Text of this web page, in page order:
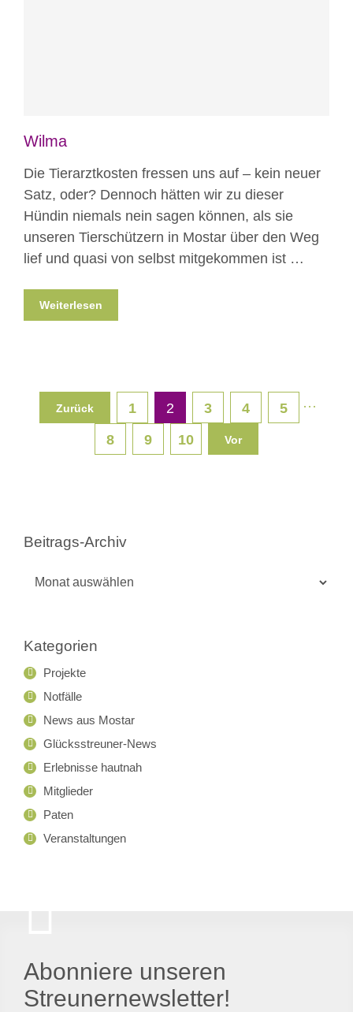
Wilma
Die Tierarztkosten fressen uns auf – kein neuer
Satz, oder? Dennoch hätten wir zu dieser
Hündin niemals nein sagen können, als sie
unseren Tierschützern in Mostar über den Weg
lief und quasi von selbst mitgekommen ist …
Weiterlesen
Zurück 1 2 3 4 5 ···
8 9 10 Vor
Beitrags-Archiv
Kategorien
Projekte
Notfälle
News aus Mostar
Glücksstreuner-News
Erlebnisse hautnah
Mitglieder
Paten
Veranstaltungen
Abonniere unseren
Streunernewsletter!